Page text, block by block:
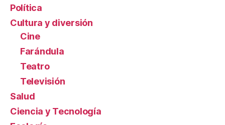
Política
Cultura y diversión
Cine
Farándula
Teatro
Televisión
Salud
Ciencia y Tecnología